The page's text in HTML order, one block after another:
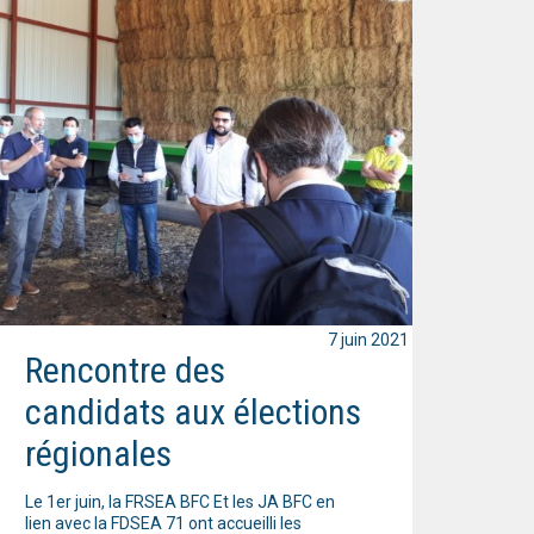
Rencontre des
candidats aux élections
régionales
Le 1er juin, la FRSEA BFC Et les JA BFC en
lien avec la FDSEA 71 ont accueilli les
7 juin 2021